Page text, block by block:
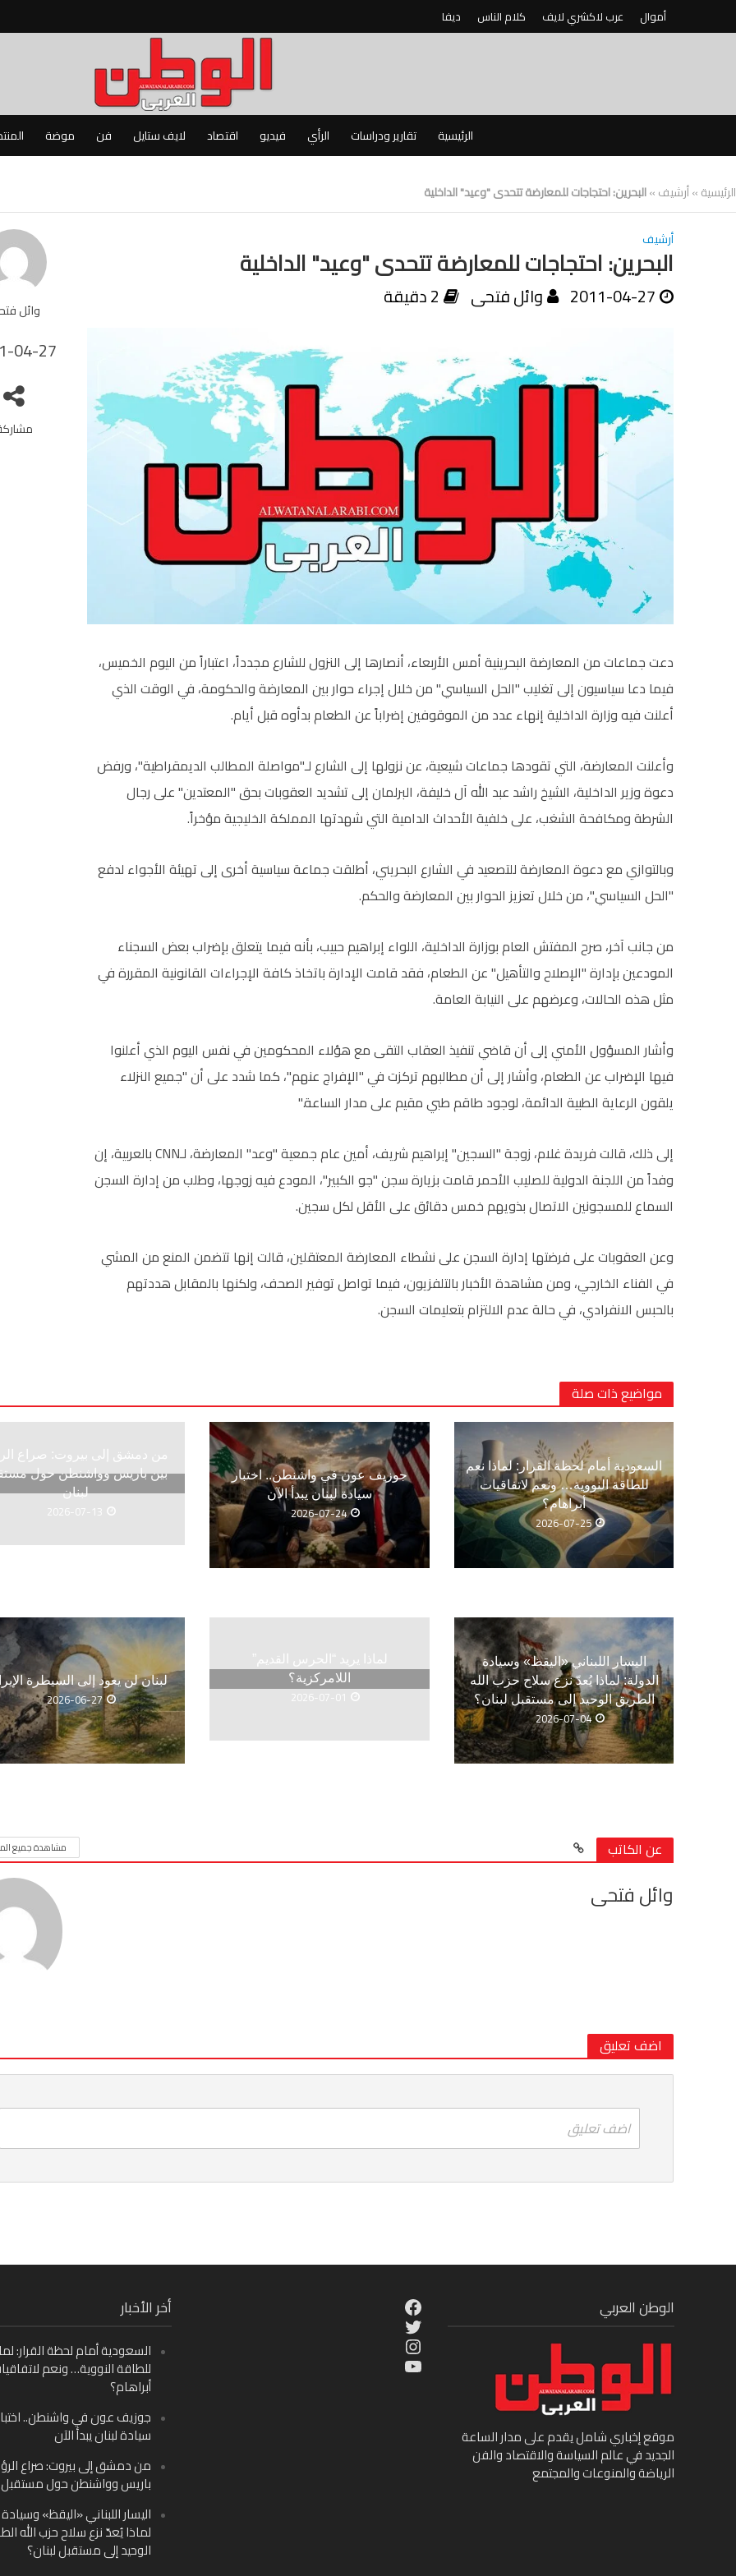
أموال عرب لاكشري لايف كلام الناس ديفا
الرئيسية تقارير ودراسات الرأي فيديو اقتصاد لايف ستايل فن موضة
الرئيسية»أرشيف»البحرين: احتجاجات للمعارضة تتحدى "وعيد" الداخلية
وائل
04-27
أرشيف
البحرين: احتجاجات للمعارضة تتحدى "وعيد" الداخلية
2011-04-27 وائل فتحى 2 دقيقة
دعت جماعات من المعارضة البحرينية أمس الأربعاء، أنصارها إلى النزول للشارع مجدداً، اعتباراً من اليوم الخميس،
فيما دعا سياسيون إلى تغليب "الحل السياسي" من خلال إجراء حوار بين المعارضة والحكومة، في الوقت الذي
أعلنت فيه وزارة الداخلية إنهاء عدد من الموقوفين إضراباً عن الطعام بدأوه قبل أيام.
وأعلنت المعارضة، التي تقودها جماعات شيعية، عن نزولها إلى الشارع لـ"مواصلة المطالب الديمقراطية"، ورفض
دعوة وزير الداخلية، الشيخ راشد عبد الله آل خليفة، البرلمان إلى تشديد العقوبات بحق "المعتدين" على رجال
الشرطة ومكافحة الشغب، على خلفية الأحداث الدامية التي شهدتها المملكة الخليجية مؤخراً.
وبالتوازي مع دعوة المعارضة للتصعيد في الشارع البحريني، أطلقت جماعة سياسية أخرى إلى تهيئة الأجواء لدفع
"الحل السياسي"، من خلال تعزيز الحوار بين المعارضة والحكم.
من جانب آخر، صرح المفتش العام بوزارة الداخلية، اللواء إبراهيم حبيب، بأنه فيما يتعلق بإضراب بعض السجناء
المودعين بإدارة "الإصلاح والتأهيل" عن الطعام، فقد قامت الإدارة باتخاذ كافة الإجراءات القانونية المقررة في
مثل هذه الحالات، وعرضهم على النيابة العامة.
وأشار المسؤول الأمني إلى أن قاضي تنفيذ العقاب التقى مع هؤلاء المحكومين في نفس اليوم الذي أعلنوا
فيها الإضراب عن الطعام، وأشار إلى أن مطالبهم تركزت في "الإفراج عنهم"، كما شدد على أن "جميع النزلاء
يلقون الرعاية الطبية الدائمة، لوجود طاقم طبي مقيم على مدار الساعة."
إلى ذلك، قالت فريدة غلام، زوجة "السجين" إبراهيم شريف، أمين عام جمعية "وعد" المعارضة، لـCNN بالعربية، إن
وفداً من اللجنة الدولية للصليب الأحمر قامت بزيارة سجن "جو الكبير"، المودع فيه زوجها، وطلب من إدارة السجن
السماع للمسجونين الاتصال بذويهم خمس دقائق على الأقل لكل سجين.
وعن العقوبات على فرضتها إدارة السجن على نشطاء المعارضة المعتقلين، قالت إنها تتضمن المنع من المشي
في الفناء الخارجي، ومن مشاهدة الأخبار بالتلفزيون، فيما تواصل توفير الصحف، ولكنها بالمقابل هددتهم
بالحبس الانفرادي، في حالة عدم الالتزام بتعليمات السجن.
مواضيع ذات صلة
السعودية أمام لحظة القرار: لماذا نعم
للطاقة النووية… ونعم لاتفاقيات
أبراهام؟
2026-07-25
جوزيف عون في واشنطن.. اختبار
سيادة لبنان يبدأ الآن
2026-07-24
من دمشق إلى بيروت: صراع
بين باريس وواشنطن حول
لبنان
2026-07-13
اليسار اللبناني «اليقظ» وسيادة
الدولة: لماذا يُعدّ نزع سلاح حزب الله
الطريق الوحيد إلى مستقبل لبنان؟
2026-07-04
لماذا يريد “الحرس القديم”
اللامركزية؟
2026-07-01
لبنان لن يعود إلى السيطرة
2026-06-27
عن الكاتب مشاهدة جميع
وائل فتحى
اضف تعليق
اضف تعليق
أخر الأخبار
السعودية أمام لحظة القرار:
للطاقة النووية… ونعم
أبراهام؟
جوزيف عون في واشنطن..
سيادة لبنان يبدأ الآن
من دمشق إلى بيروت: صراع
باريس وواشنطن حول مستقبل
اليسار اللبناني «اليقظ»
لماذا يُعدّ نزع سلاح حزب الله
الوحيد إلى مستقبل لبنان؟
Facebook
Twitter
Instagram
YouTube
الوطن العربي
موقع إخباري شامل يقدم على مدار الساعة
الجديد في عالم السياسة والاقتصاد والفن
الرياضة والمنوعات والمجتمع